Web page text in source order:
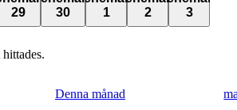
29
29
30
30
1
2
3
Denna månad